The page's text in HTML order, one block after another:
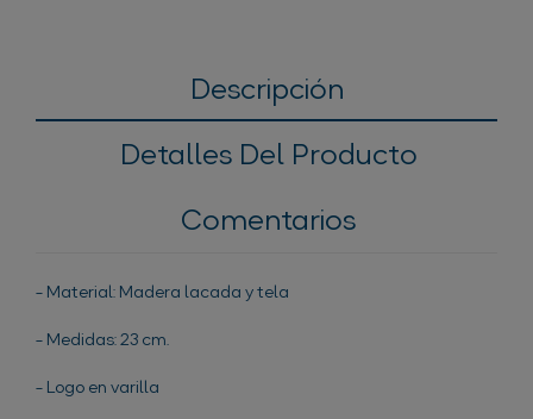
Descripción
Detalles Del Producto
Comentarios
- Material: Madera lacada y tela
- Medidas: 23 cm.
- Logo en varilla